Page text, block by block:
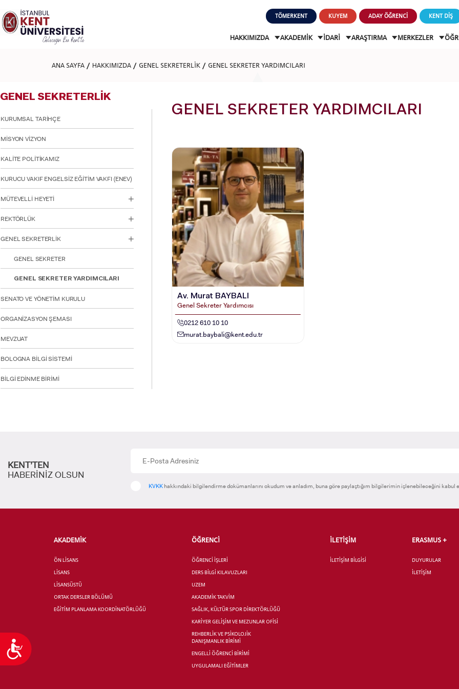
dikkat:
Bu
web
sitesini,
okuyucu
engellilere
ayarlamak
için
Control-
F11'e
basın;
Erişilebilirlik
menüsünü
için
basın.
Ulaşılabilirlik
ADAY ÖĞRENCİ
TÖMERKENT KUYEM ADAY ÖĞRENCİ KENT DİŞ
HAKKIMIZDA AKADEMİK İDARİ ARAŞTIRMA MERKEZLER
ANA SAYFA HAKKIMIZDA GENEL SEKRETERLİK GENEL SEKRETER YARDIMCILARI
GENEL SEKRETERLİK
KURUMSAL TARİHÇE
MİSYON VİZYON
KALİTE POLİTİKAMIZ
KURUCU VAKIF ENGELSİZ EĞİTİM VAKFI (ENEV)
MÜTEVELLİ HEYETİ
REKTÖRLÜK
GENEL SEKRETERLİK
GENEL SEKRETER
GENEL SEKRETER YARDIMCILARI
SENATO VE YÖNETİM KURULU
ORGANİZASYON ŞEMASI
MEVZUAT
BOLOGNA BİLGİ SİSTEMİ
BİLGİ EDİNME BİRİMİ
GENEL SEKRETER YARDIMCILARI
Av. Murat BAYBALI
Genel Sekreter Yardımcısı
0212 610 10 10
murat.baybali@kent.edu.tr
KENT’TEN
HABERİNİZ OLSUN
KVKK hakkındaki bilgilendirme dokümanlarını okudum ve anladım, buna göre paylaştığım bilgilerimin işlenebileceğini kabul
AKADEMİK
ÖN LİSANS
LİSANS
LİSANSÜSTÜ
ORTAK DERSLER BÖLÜMÜ
EĞİTİM PLANLAMA KOORDİNATÖRLÜĞÜ
ÖĞRENCİ
ÖĞRENCİ İŞLERİ
DERS BİLGİ KILAVUZLARI
UZEM
AKADEMİK TAKVİM
SAĞLIK, KÜLTÜR SPOR DİREKTÖRLÜĞÜ
KARİYER GELİŞİM VE MEZUNLAR OFİSİ
REHBERLİK VE PSİKOLOJİK
DANIŞMANLIK BİRİMİ
ENGELLİ ÖĞRENCİ BİRİMİ
UYGULAMALI EĞİTİMLER
İLETİŞİM
İLETİŞİM BİLGİSİ
ERASMUS +
DUYURULAR
İLETİŞİM